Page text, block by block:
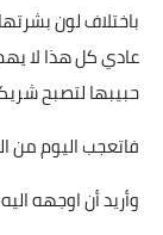
باختلاف لون
عادي كل هذا لا
حبيبها لتصبح
فاتعجب اليوم من
وأريد أن اوجهه